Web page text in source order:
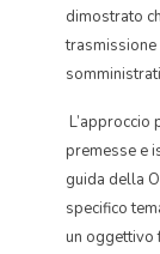
dimostrato
trasmissione
L’approccio
premesse e
guida della
specifico
un oggettivo